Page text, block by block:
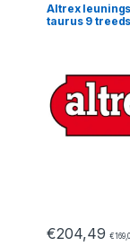
Altrex
taurus 9 treeds
€204,49 €